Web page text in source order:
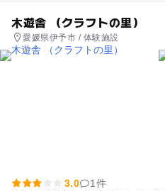
木遊舎 （クラフトの里）
愛媛県伊予市 / 体験施設
3.0
1件